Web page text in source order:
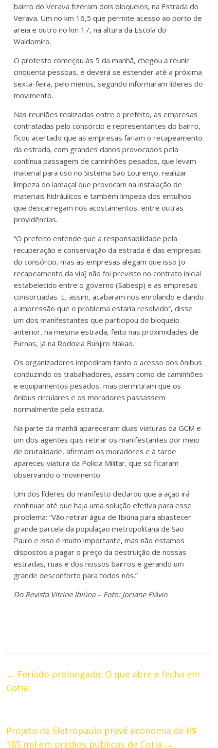
bairro do Verava fizeram dois bloqueios, na Estrada do
Verava. Um no km 16,5 que permite acesso ao porto de
areia e outro no km 17, na altura da Escola do
Waldomiro.
O protesto começou às 5 da manhã, chegou a reunir
cinquenta pessoas, e deverá se estender até a próxima
sexta-feira, pelo menos, segundo informaram líderes do
movimento.
Nas reuniões realizadas entre o prefeito, as empresas
contratadas pelo consórcio e representantes do bairro,
ficou acertado que as empresas fariam o recapeamento
da estrada, com grandes danos provocados pela
contínua passagem de caminhões pesados, que levam
material para uso no Sistema São Lourenço, realizar
limpeza do lamaçal que provocam na instalação de
materiais hidráulicos e também limpeza dos entulhos
que descarregam nos acostamentos, entre outras
providências.
“O prefeito entende que a responsabilidade pela
recuperação e conservação da estrada é das empresas
do consórcio, mas as empresas alegam que isso [o
recapeamento da via] não foi previsto no contrato inicial
estabelecido entre o governo (Sabesp) e as empresas
consorciadas. E, assim, acabaram nos enrolando e dando
a impressão que o problema estaria resolvido”, disse
um dos manifestantes que participou do bloqueio
anterior, na mesma estrada, feito nas proximidades de
Furnas, já na Rodovia Bunjiro Nakao.
Os organizadores impediram tanto o acesso dos ônibus
conduzindo os trabalhadores, assim como de caminhões
e equipamentos pesados, mas permitiram que os
ônibus circulares e os moradores passassem
normalmente pela estrada.
Na parte da manhã apareceram duas viaturas da GCM e
um dos agentes quis retirar os manifestantes por meio
de brutalidade, afirmam os moradores e à tarde
apareceu viatura da Polícia Militar, que só ficaram
observando o movimento.
Um dos líderes do manifesto declarou que a ação irá
continuar até que haja uma solução efetiva para esse
problema: “Vão retirar água de Ibiúna para abastecer
grande parcela da população metropolitana de São
Paulo e isso é muito importante, mas não estamos
dispostos a pagar o preço da destruição de nossas
estradas, ruas e dos nossos bairros e gerando um
grande desconforto para todos nós.”
Do Revista Vitrine Ibiúna – Foto: Jociane Flávio
← Feriado prolongado: O que abre e fecha em
Cotia
Projeto da Eletropaulo prevê economia de R$
185 mil em prédios públicos de Cotia →